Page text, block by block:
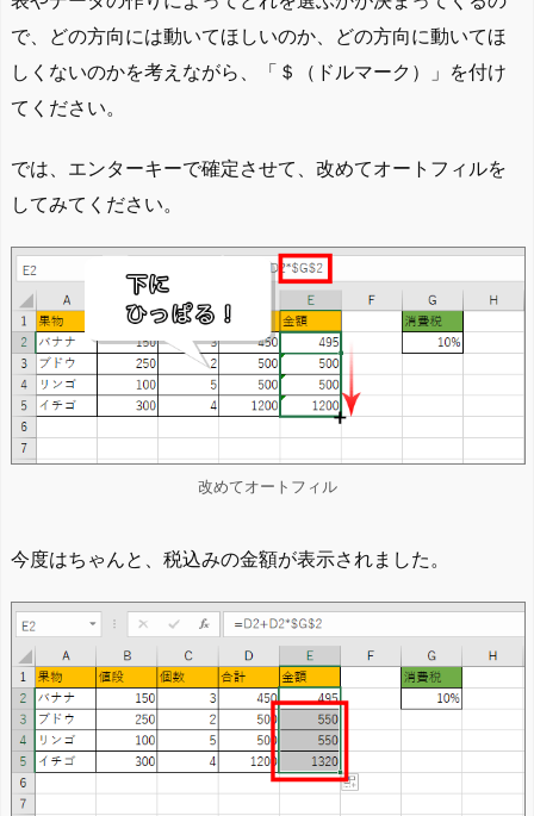
で、どの方向には動いてほしいのか、どの方向に動いてほ
しくないのかを考えながら、「＄（ドルマーク）」を付け
てください。
では、エンターキーで確定させて、改めてオートフィルを
してみてください。
改めてオートフィル
今度はちゃんと、税込みの金額が表示されました。